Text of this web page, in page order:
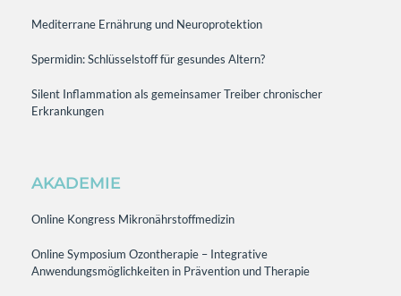
Mediterrane Ernährung und Neuroprotektion
Spermidin: Schlüsselstoff für gesundes Altern?
Silent Inflammation als gemeinsamer Treiber chronischer
Erkrankungen
AKADEMIE
Online Kongress Mikronährstoffmedizin
Online Symposium Ozontherapie – Integrative
Anwendungsmöglichkeiten in Prävention und Therapie